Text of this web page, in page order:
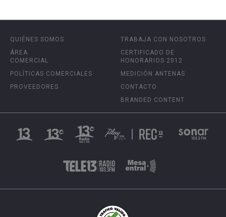
QUIÉNES SOMOS
ÁREA
COMERCIAL
POLÍTICAS COMERCIALES
PROVEEDORES
TRABAJA CON NOSOTROS
CERTIFICADO DE
HONORARIOS 2012
MEDICIÓN ANTENAS
CONTACTO
BRANDED CONTENT